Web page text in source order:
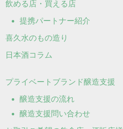
飲める店・買える店
提携パートナー紹介
喜久水のもの造り
日本酒コラム
プライベートブランド醸造支援
醸造支援の流れ
醸造支援問い合わせ